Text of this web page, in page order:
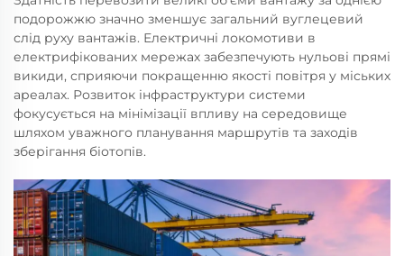
подорожжю значно зменшує загальний вуглецевий
слід руху вантажів. Електричні локомотиви в
електрифікованих мережах забезпечують нульові прямі
викиди, сприяючи покращенню якості повітря у міських
ареалах. Розвиток інфраструктури системи
фокусується на мінімізації впливу на середовище
шляхом уважного планування маршрутів та заходів
зберігання біотопів.